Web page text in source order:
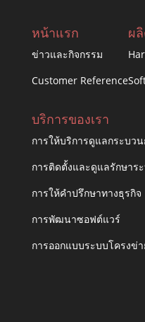
หน้าแรก
ข่าวและกิจกรรม
Customer Reference
ผ
บริการของเรา
การให้บริการดูแลกระบว
การติดตั้งและดูแลรักษาร
การให้คำปรึกษาทางธุรกิจ
การพัฒนาซอฟต์แวร์
การออกแบบระบบโครงข่า